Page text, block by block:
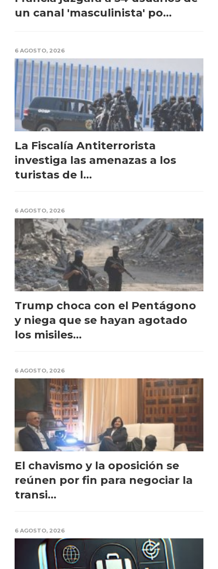
un canal 'masculinista' po...
6 AGOSTO, 2026
La Fiscalía Antiterrorista
investiga las amenazas a los
turistas de l...
6 AGOSTO, 2026
Trump choca con el Pentágono
y niega que se hayan agotado
los misiles...
6 AGOSTO, 2026
El chavismo y la oposición se
reúnen por fin para negociar la
transi...
6 AGOSTO, 2026